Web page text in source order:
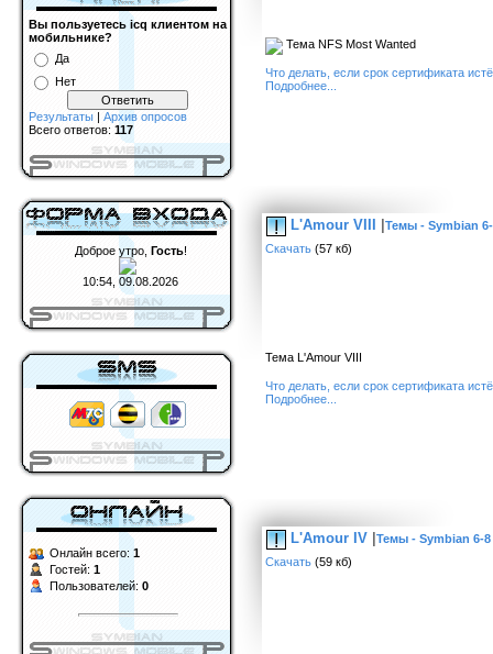
Вы пользуетесь icq клиентом на
мобильнике?
Да
Нет
Результаты | Архив опросов
Всего ответов: 117
Доброе утро, Гость!
10:54, 09.08.2026
Онлайн всего: 1
Гостей: 1
Пользователей: 0
Тема NFS Most Wanted
Что делать, если срок сертификата
Подробнее...
L'Amour VIII |Темы - Symbian
Скачать (57 кб)
Тема L'Amour VIII
Что делать, если срок сертификата
Подробнее...
L'Amour IV |Темы - Symbian 6-8
Скачать (59 кб)